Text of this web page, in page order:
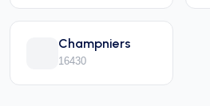
Champniers
16430